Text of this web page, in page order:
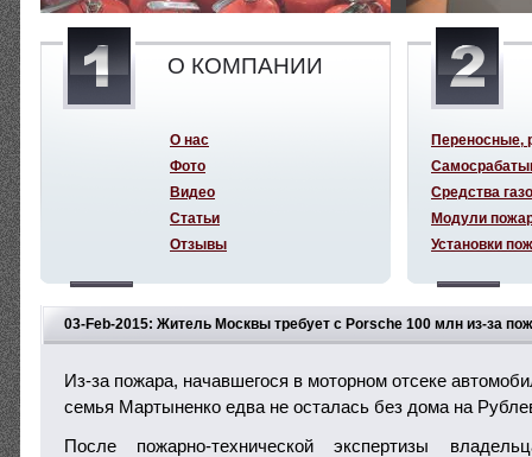
03-Feb-2015: Житель Москвы требует с Porsche 100 млн из-за
Из-за пожара, начавшегося в моторном отсеке
семья Мартыненко едва не осталась без дома на
После пожарно-технической экспертизы
О КОМПАНИИ
О нас
Фото
Видео
Статьи
Отзывы
Переносные,
Средства
Модули
Установки